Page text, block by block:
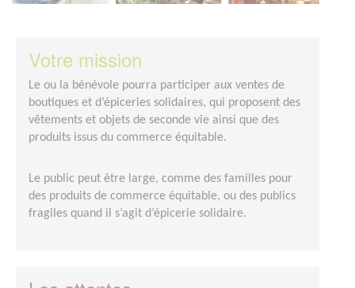
Votre mission
Le ou la bénévole pourra participer aux ventes de
boutiques et d’épiceries solidaires, qui proposent des
vêtements et objets de seconde vie ainsi que des
produits issus du commerce équitable.
Le public peut être large, comme des familles pour
des produits de commerce équitable, ou des publics
fragiles quand il s’agit d’épicerie solidaire.